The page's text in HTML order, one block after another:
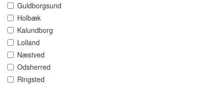
Guldborgsund
Holbæk
Kalundborg
Lolland
Næstved
Odsherred
Ringsted